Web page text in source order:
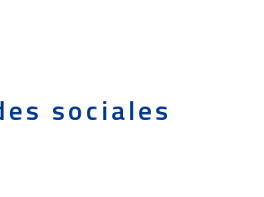
sociales